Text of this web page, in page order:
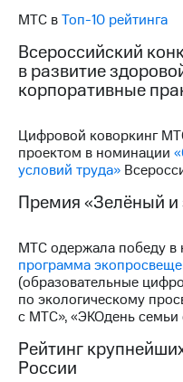
акционерам
Документы
ПАО
"МТС"
Собрания
акционеров
кабинет
акционера
Акционерный
капитал
Контроль
Рынок
акций
Описание
Программа
приобретения
Порядок
МТС вТоп-10 рейтинга
Всероссийский
в развитие
корпоративные
Цифровой коворкинг
проектом в номинации
условий труда»
Премия «Зелёный
МТС одержала победу в
программа
(образовательные
по экологическому
с МТС», «ЭКОдень
Рейтинг
России